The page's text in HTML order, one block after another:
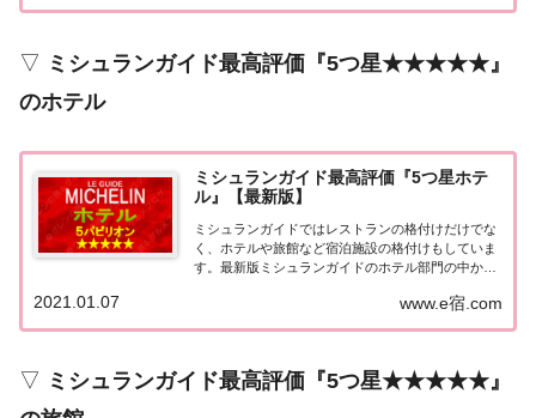
ド東京版2008」が発売されてからエリアを...
▽ ミシュランガイド最高評価『5つ星★★★★★』
のホテル
ミシュランガイド最高評価『5つ星ホテ
ル』【最新版】
ミシュランガイドではレストランの格付けだけでな
く、ホテルや旅館など宿泊施設の格付けもしていま
す。最新版ミシュランガイドのホテル部門の中から
をまとめてみました♪ いずれのホテルも人気ランキ
www.e宿.com
2021.01.07
▽ ミシュランガイド最高評価『5つ星★★★★★』